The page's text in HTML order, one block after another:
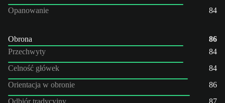
Opanowanie
84
Obrona
86
Przechwyty
84
Celność główek
84
Orientacja w obronie
86
Odbiór tradycyjny
87